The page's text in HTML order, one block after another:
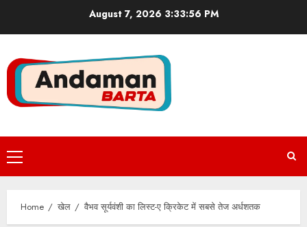
August 7, 2026 3:33:56 PM
Primary
Menu
Home खेल वैभव सूर्यवंशी का लिस्ट-ए क्रिकेट में सबसे तेज अर्धशतक